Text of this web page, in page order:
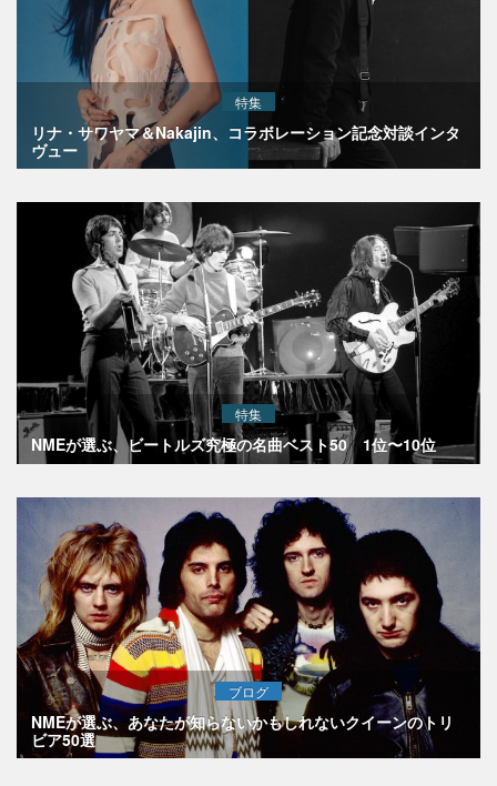
特集
リナ・サワヤマ＆Nakajin、コラボレーション記念対談インタ
ヴュー
特集
NMEが選ぶ、ビートルズ究極の名曲ベスト50 1位〜10位
ブログ
NMEが選ぶ、あなたが知らないかもしれないクイーンのトリ
ビア50選